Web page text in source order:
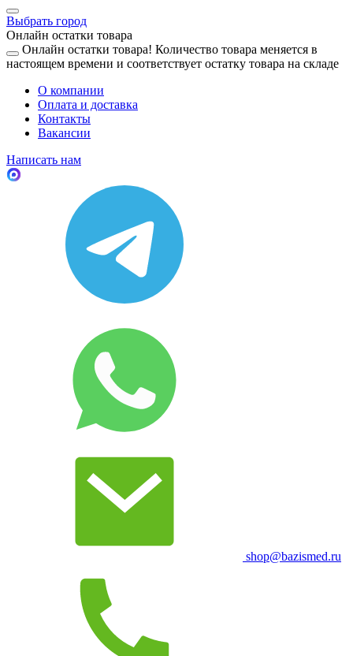
Выбрать город
Онлайн остатки товара
Онлайн остатки товара! Количество товара меняется в
настоящем времени и соответствует остатку товара на складе
О компании
Оплата и доставка
Контакты
Вакансии
Написать нам
shop@bazismed.ru